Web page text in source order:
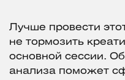
Лучше провести
не тормозить
основной сессии.
анализа поможет